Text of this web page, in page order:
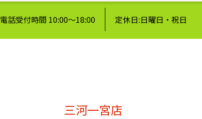
電話受付時間 10:00～18:00 定休日:日曜日・祝日
三河一宮店